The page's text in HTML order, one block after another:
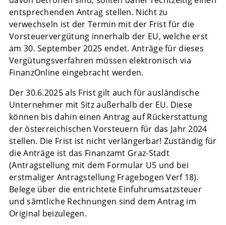
entsprechenden Antrag stellen. Nicht zu
verwechseln ist der Termin mit der Frist für die
Vorsteuervergütung innerhalb der EU, welche erst
am 30. September 2025 endet. Anträge für dieses
Vergütungsverfahren müssen elektronisch via
FinanzOnline eingebracht werden.
Der 30.6.2025 als Frist gilt auch für ausländische
Unternehmer mit Sitz außerhalb der EU. Diese
können bis dahin einen Antrag auf Rückerstattung
der österreichischen Vorsteuern für das Jahr 2024
stellen. Die Frist ist nicht verlängerbar! Zuständig für
die Anträge ist das Finanzamt Graz-Stadt
(Antragstellung mit dem Formular U5 und bei
erstmaliger Antragstellung Fragebogen Verf 18).
Belege über die entrichtete Einfuhrumsatzsteuer
und sämtliche Rechnungen sind dem Antrag im
Original beizulegen.